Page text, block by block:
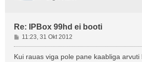
Re: IPBox 99hd ei booti
P
o
s
11:23, 31 Okt 2012
Kui rauas viga pole pane kaabliga